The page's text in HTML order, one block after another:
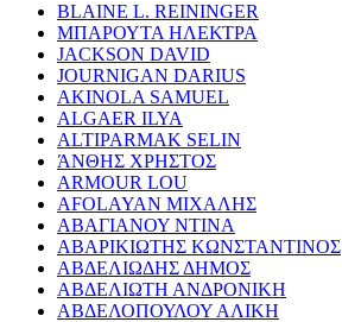
BLAINE L. REININGER
ΜΠΑΡΟΥΤΑ ΗΛΕΚΤΡΑ
JACKSON DAVID
JOURNIGAN DARIUS
AKINOLA SAMUEL
ALGAER ILYA
ALTIPARMAK SELIN
ΆΝΘΗΣ ΧΡΗΣΤΟΣ
ARMOUR LOU
AFOLAYAN ΜΙΧΑΛΗΣ
ΑΒΑΓΙΑΝΟΥ ΝΤΙΝΑ
ΑΒΑΡΙΚΙΩΤΗΣ ΚΩΝΣΤΑΝΤΙΝΟΣ
ΑΒΔΕΛΙΩΔΗΣ ΔΗΜΟΣ
ΑΒΔΕΛΙΩΤΗ ΑΝΔΡΟΝΙΚΗ
ΑΒΔΕΛΟΠΟΥΛΟΥ ΑΛΙΚΗ